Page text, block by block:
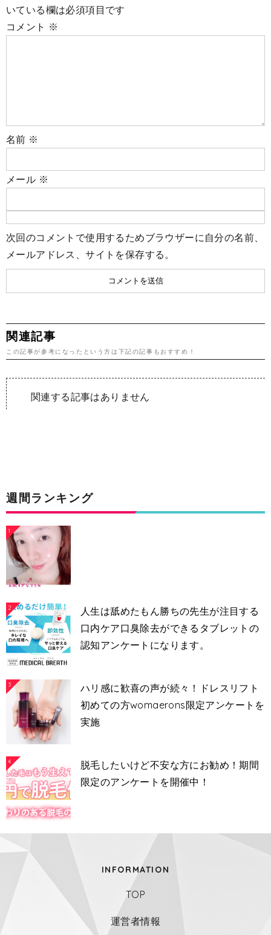
いている欄は必須項目です
コメント ※
名前 ※
メール ※
次回のコメントで使用するためブラウザーに自分の名前、
メールアドレス、サイトを保存する。
関連記事
この記事が参考になったという方は下記の記事もおすすめ！
関連する記事はありません
週間ランキング
1
2
人生は舐めたもん勝ちの先生が注目する
口内ケア口臭除去ができるタブレットの
認知アンケートになります。
3
ハリ感に歓喜の声が続々！ドレスリフト
初めての方womaerons限定アンケートを
実施
4
脱毛したいけど不安な方にお勧め！期間
限定のアンケートを開催中！
INFORMATION
TOP
運営者情報